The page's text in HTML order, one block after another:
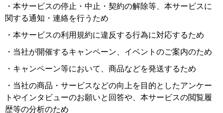
・本サービスの停止・中止・契約の解除等、本サービスに
関する通知・連絡を行うため
・本サービスの利用規約に違反する行為に対応するため
・当社が開催するキャンペーン、イベントのご案内のため
・キャンペーン等において、商品などを発送するため
・当社の商品・サービスなどの向上を目的としたアンケー
トやインタビューのお願いと回答や、本サービスの閲覧履
歴等の分析のため